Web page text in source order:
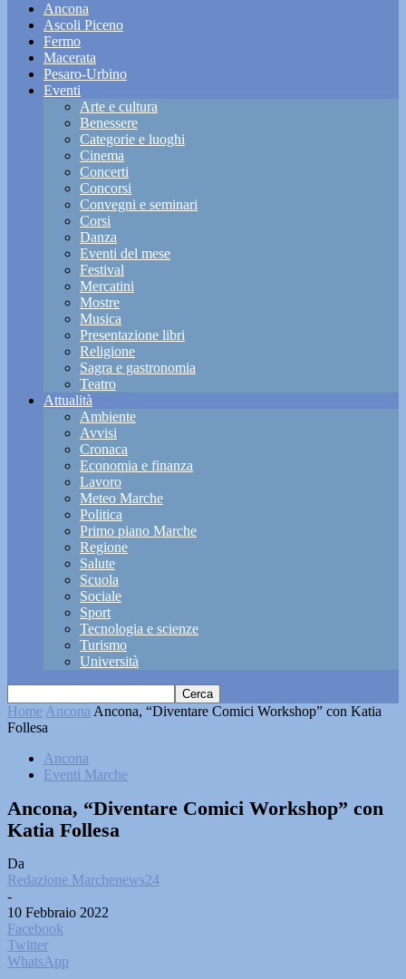
Ancona
Ascoli Piceno
Fermo
Macerata
Pesaro-Urbino
Eventi
Arte e cultura
Benessere
Categorie e luoghi
Cinema
Concerti
Concorsi
Convegni e seminari
Corsi
Danza
Eventi del mese
Festival
Mercatini
Mostre
Musica
Presentazione libri
Religione
Sagra e gastronomia
Teatro
Attualità
Ambiente
Avvisi
Cronaca
Economia e finanza
Lavoro
Meteo Marche
Politica
Primo piano Marche
Regione
Salute
Scuola
Sociale
Sport
Tecnologia e scienze
Turismo
Università
Home Ancona Ancona, “Diventare Comici Workshop” con Katia
Follesa
Ancona
Eventi Marche
Ancona, “Diventare Comici Workshop” con
Katia Follesa
Da
Redazione Marchenews24
-
10 Febbraio 2022
Facebook
Twitter
WhatsApp